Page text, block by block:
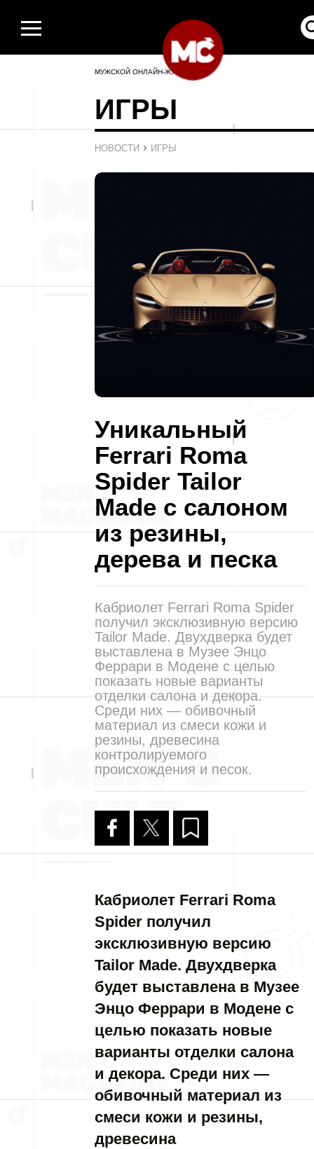
МУЖСКОЙ ОНЛАЙН-ЖУРНАЛ
ИГРЫ
НОВОСТИ › ИГРЫ
Уникальный
Ferrari Roma
Spider Tailor
Made с салоном
из резины,
дерева и песка
Кабриолет Ferrari Roma Spider
получил эксклюзивную версию
Tailor Made. Двухдверка будет
выставлена в Музее Энцо
Феррари в Модене с целью
показать новые варианты
отделки салона и декора.
Среди них — обивочный
материал из смеси кожи и
резины, древесина
контролируемого
происхождения и песок.
Кабриолет Ferrari Roma
Spider получил
эксклюзивную версию
Tailor Made. Двухдверка
будет выставлена в Музее
Энцо Феррари в Модене с
целью показать новые
варианты отделки салона
и декора. Среди них —
обивочный материал из
смеси кожи и резины,
древесина